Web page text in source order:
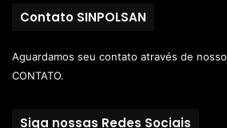
Contato SINPOLSAN
Aguardamos seu contato através de nosso
CONTATO.
Siga nossas Redes Sociais